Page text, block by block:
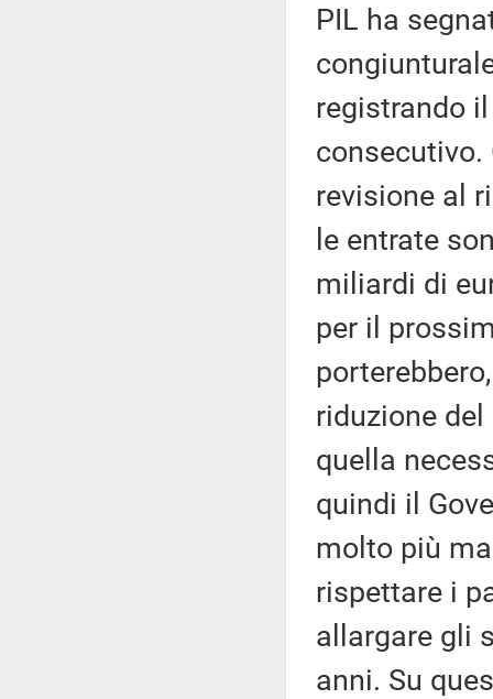
PIL ha
registrando
consecutivo.
revisione al
le entrate
miliardi di
per il
riduzione
quella
quindi il
molto più
rispettare i
allargare gli
anni. Su